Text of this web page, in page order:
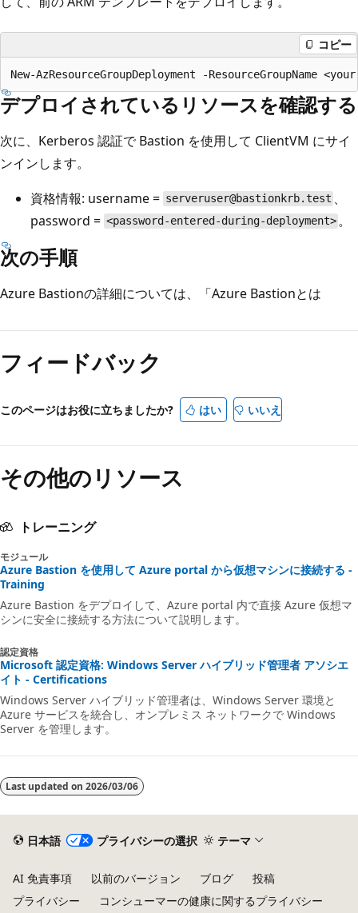
コピー
デプロイされているリソースを確認する
次に、Kerberos 認証で Bastion を使用して ClientVM にサイ
ンインします。
資格情報: username = serveruser@bastionkrb.test 、
password = <password-entered-during-deployment> 。
次の手順
Azure Bastionの詳細については、「Azure Bastionとは
フィードバック
このページはお役に立ちましたか? はい いいえ
その他のリソース
トレーニング
モジュール
Azure Bastion を使用して Azure portal から仮想マシンに接続する -
Training
Azure Bastion をデプロイして、Azure portal 内で直接 Azure 仮想マ
シンに安全に接続する方法について説明します。
認定資格
Microsoft 認定資格: Windows Server ハイブリッド管理者 アソシエ
イト - Certifications
Windows Server ハイブリッド管理者は、Windows Server 環境と
Azure サービスを統合し、オンプレミス ネットワークで Windows
Server を管理します。
Last updated on 2026/03/06
日本語 プライバシーの選択 テーマ
AI 免責事項 以前のバージョン ブログ
投稿
プライバシー
コンシューマーの健康に関するプライバシー